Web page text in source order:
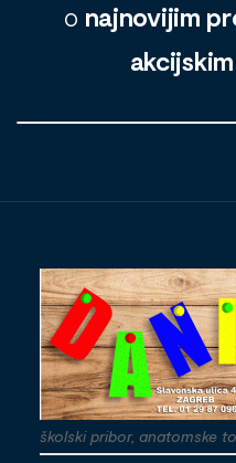
o najnovijim
školski pribor, anatomske